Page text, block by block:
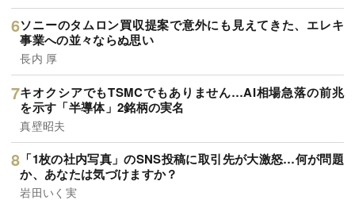
ソニーのタムロン買収提案で意外にも見えてきた、エレキ
事業への並々ならぬ思い
長内 厚
キオクシアでもTSMCでもありません…AI相場急落の前兆
を示す「半導体」2銘柄の実名
真壁昭夫
「1枚の社内写真」のSNS投稿に取引先が大激怒…何が問題
か、あなたは気づけますか？
岩田いく実